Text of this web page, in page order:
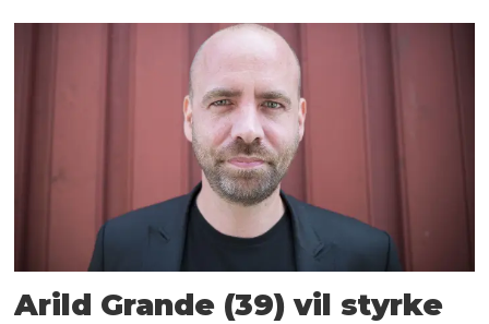
Arild Grande (39) vil styrke